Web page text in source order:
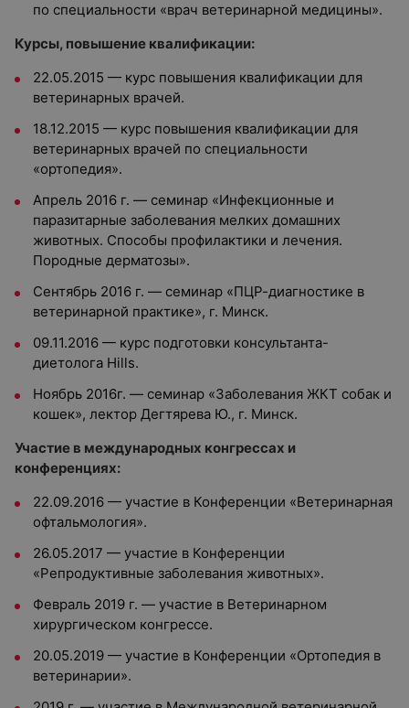
по специальности «врач ветеринарной медицины».
Курсы, повышение квалификации:
22.05.2015 — курс повышения квалификации для
ветеринарных врачей.
18.12.2015 — курс повышения квалификации для
ветеринарных врачей по специальности
«ортопедия».
Апрель 2016 г. — семинар «Инфекционные и
паразитарные заболевания мелких домашних
животных. Способы профилактики и лечения.
Породные дерматозы».
Сентябрь 2016 г. — семинар «ПЦР-диагностике в
ветеринарной практике», г. Минск.
09.11.2016 — курс подготовки консультанта-
диетолога Hills.
Ноябрь 2016г. — семинар «Заболевания ЖКТ собак и
кошек», лектор Дегтярева Ю., г. Минск.
Участие в международных конгрессах и
конференциях:
22.09.2016 — участие в Конференции «Ветеринарная
офтальмология».
26.05.2017 — участие в Конференции
«Репродуктивные заболевания животных».
Февраль 2019 г. — участие в Ветеринарном
хирургическом конгрессе.
20.05.2019 — участие в Конференции «Ортопедия в
ветеринарии».